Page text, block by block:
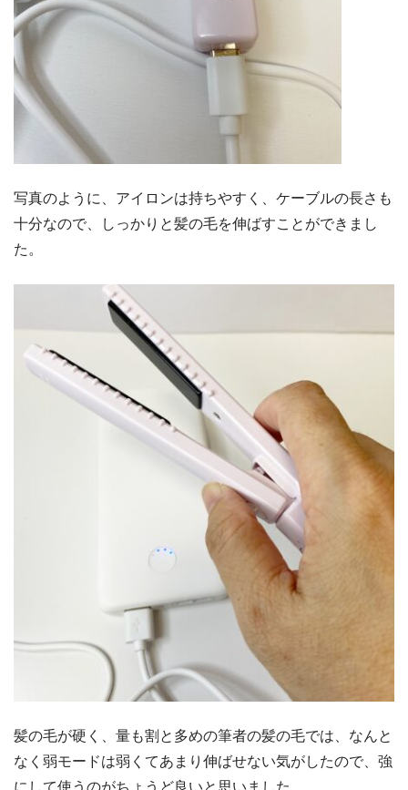
写真のように、アイロンは持ちやすく、ケーブルの長さも
十分なので、しっかりと髪の毛を伸ばすことができまし
た。
髪の毛が硬く、量も割と多めの筆者の髪の毛では、なんと
なく弱モードは弱くてあまり伸ばせない気がしたので、強
にして使うのがちょうど良いと思いました。